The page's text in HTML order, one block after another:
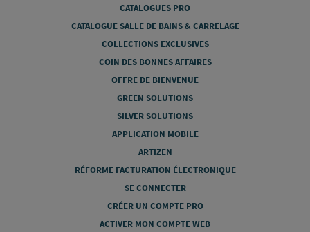
CATALOGUES PRO
CATALOGUE SALLE DE BAINS & CARRELAGE
COLLECTIONS EXCLUSIVES
COIN DES BONNES AFFAIRES
OFFRE DE BIENVENUE
GREEN SOLUTIONS
SILVER SOLUTIONS
APPLICATION MOBILE
ARTIZEN
RÉFORME FACTURATION ÉLECTRONIQUE
SE CONNECTER
CRÉER UN COMPTE PRO
ACTIVER MON COMPTE WEB